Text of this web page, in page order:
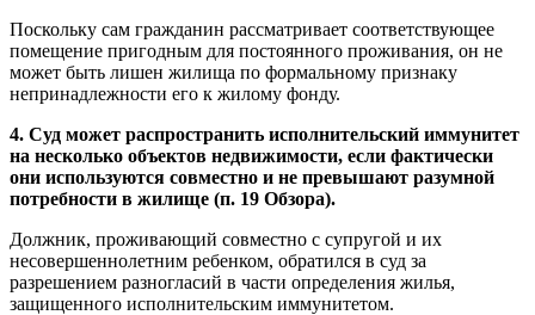
Поскольку сам гражданин рассматривает соответствующее
помещение пригодным для постоянного проживания, он не
может быть лишен жилища по формальному признаку
непринадлежности его к жилому фонду.
4. Суд может распространить исполнительский иммунитет
на несколько объектов недвижимости, если фактически
они используются совместно и не превышают разумной
потребности в жилище (п. 19 Обзора).
Должник, проживающий совместно с супругой и их
несовершеннолетним ребенком, обратился в суд за
разрешением разногласий в части определения жилья,
защищенного исполнительским иммунитетом.